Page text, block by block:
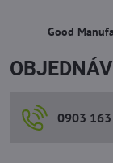
Good
0903